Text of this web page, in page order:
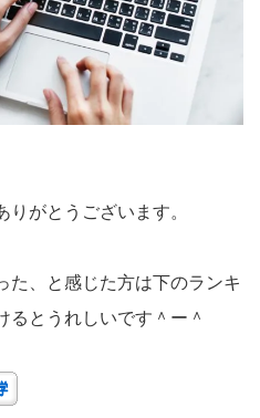
がとうございます。
た、と感じた方は下のランキ
るとうれしいです＾ー＾